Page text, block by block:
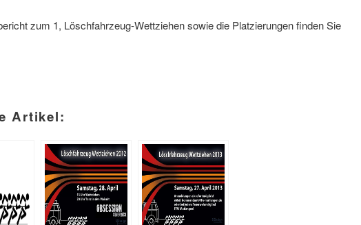
zum 1, Löschfahrzeug-Wettziehen sowie die Platzierungen finden Sie
Artikel: